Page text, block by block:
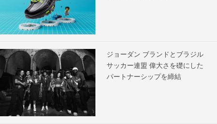
ジョーダン ブランドとブラジル
サッカー連盟 偉大さを礎にした
パートナーシップを締結